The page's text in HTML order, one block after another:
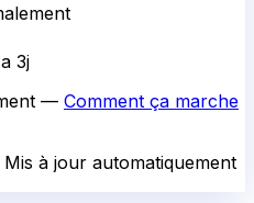
3j
— Comment ça marche
à jour automatiquement